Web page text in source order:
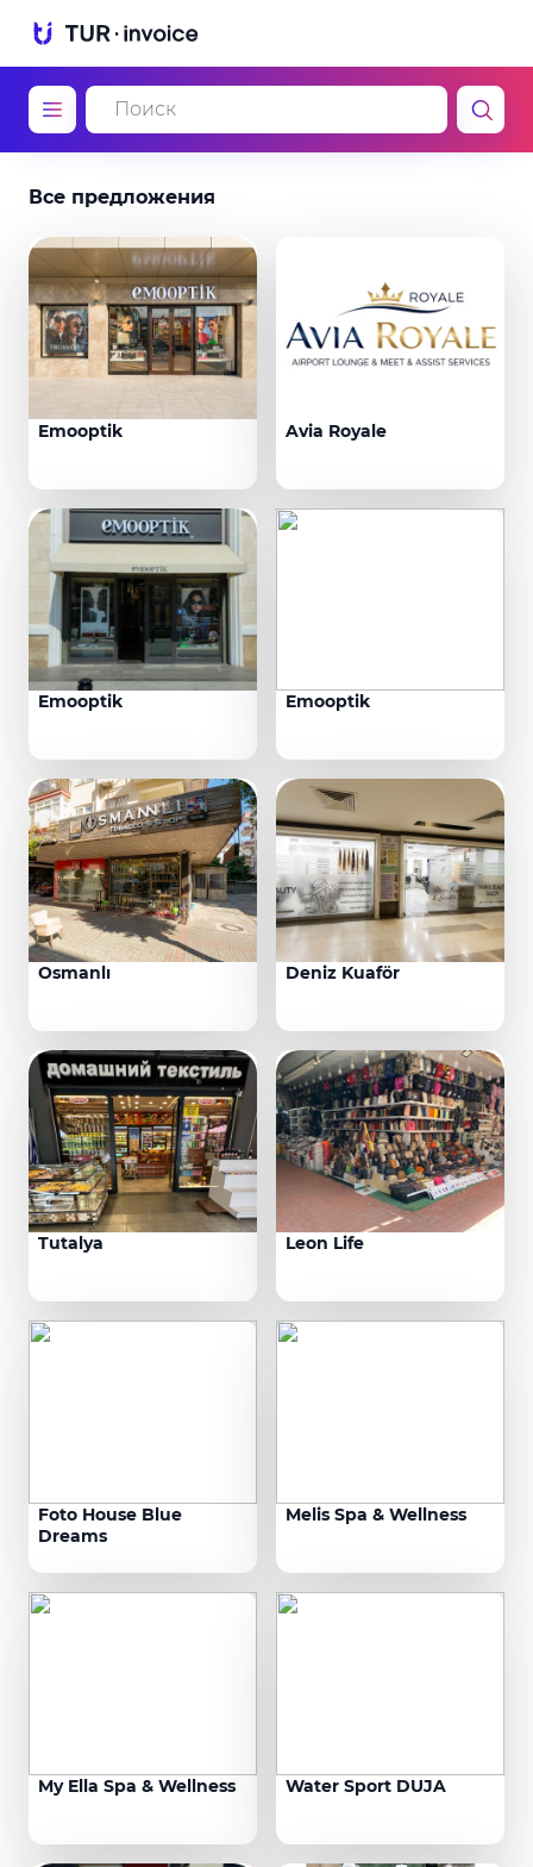
Все предложения
Emooptik Avia Royale
Emooptik Emooptik
Osmanlı Deniz Kuaför
Tutalya Leon Life
Foto House Blue
Dreams
Melis Spa & Wellness
My Ella Spa & Wellness Water Sport DUJA